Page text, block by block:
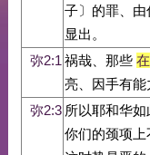
子〕的罪、由
显出。
弥2:1 祸哉、那些 在
亮、因手有能
弥2:3 所以耶和华
你们的颈项